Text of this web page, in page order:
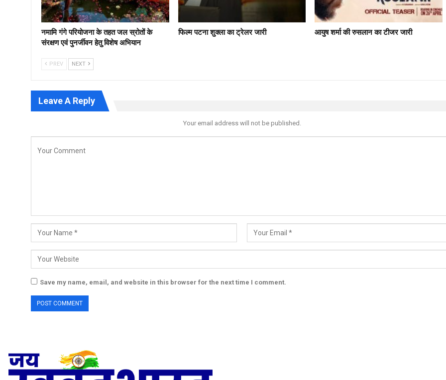
नमामि गंगे परियोजना के तहत जल स्रोतों के
संरक्षण एवं पुनर्जीवन हेतु विशेष अभियान
फिल्‍म पटना शुक्ला का ट्रेलर जारी आयुष शर्मा की रुसलान का टीजर जारी
PREV NEXT
Leave A Reply
Your email address will not be published.
Save my name, email, and website in this browser for the next time I comment.